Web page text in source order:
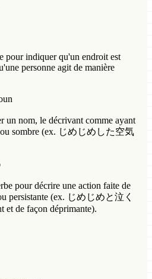
pour indiquer qu'un endroit est
personne agit de manière
un nom, le décrivant comme ayant
sombre (ex. じめじめした空気
pour décrire une action faite de
persistante (ex. じめじめと泣く
et de façon déprimante).